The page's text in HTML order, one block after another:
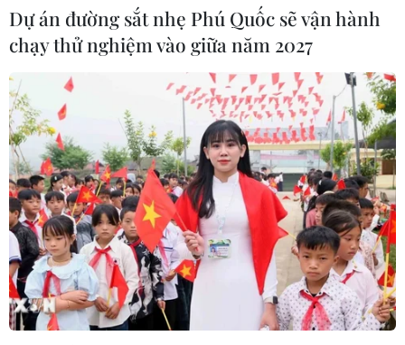
Dự án đường sắt nhẹ Phú Quốc sẽ vận hành
chạy thử nghiệm vào giữa năm 2027